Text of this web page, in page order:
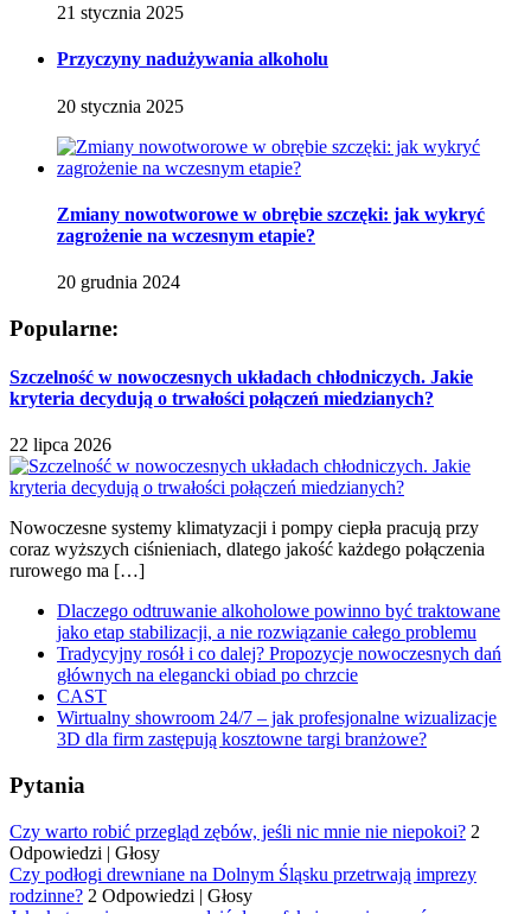
21 stycznia 2025
Przyczyny nadużywania alkoholu
20 stycznia 2025
Zmiany nowotworowe w obrębie szczęki: jak wykryć
zagrożenie na wczesnym etapie?
20 grudnia 2024
Popularne:
Szczelność w nowoczesnych układach chłodniczych. Jakie
kryteria decydują o trwałości połączeń miedzianych?
22 lipca 2026
Nowoczesne systemy klimatyzacji i pompy ciepła pracują przy
coraz wyższych ciśnieniach, dlatego jakość każdego połączenia
rurowego ma […]
Dlaczego odtruwanie alkoholowe powinno być traktowane
jako etap stabilizacji, a nie rozwiązanie całego problemu
Tradycyjny rosół i co dalej? Propozycje nowoczesnych dań
głównych na elegancki obiad po chrzcie
CAST
Wirtualny showroom 24/7 – jak profesjonalne wizualizacje
3D dla firm zastępują kosztowne targi branżowe?
Pytania
Czy warto robić przegląd zębów, jeśli nic mnie nie niepokoi? 2
Odpowiedzi | Głosy
Czy podłogi drewniane na Dolnym Śląsku przetrwają imprezy
rodzinne? 2 Odpowiedzi | Głosy